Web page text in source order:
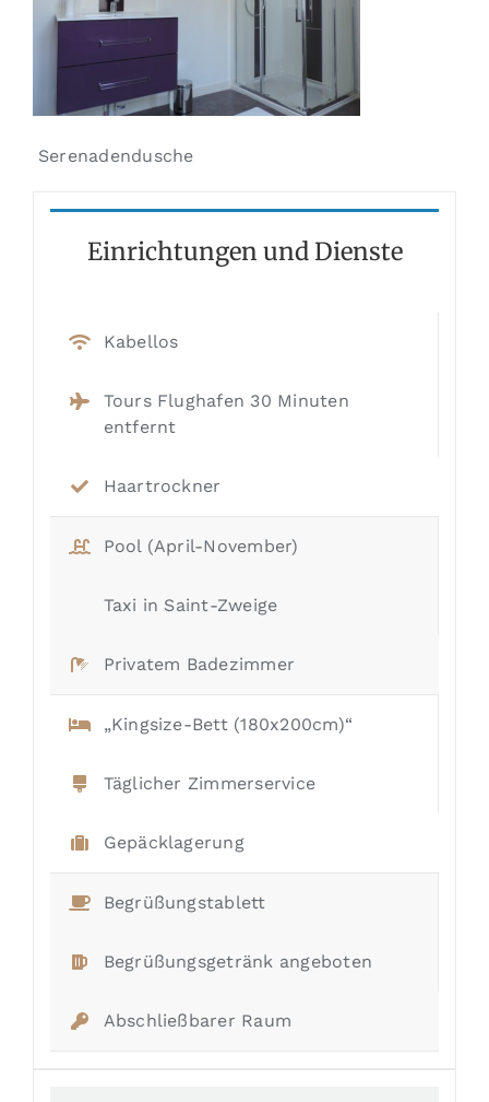
Serenadendusche
Einrichtungen und Dienste
Kabellos
Tours Flughafen 30 Minuten
entfernt
Haartrockner
Pool (April-November)
Taxi in Saint-Zweige
Privatem Badezimmer
„Kingsize-Bett (180x200cm)“
Täglicher Zimmerservice
Gepäcklagerung
Begrüßungstablett
Begrüßungsgetränk angeboten
Abschließbarer Raum